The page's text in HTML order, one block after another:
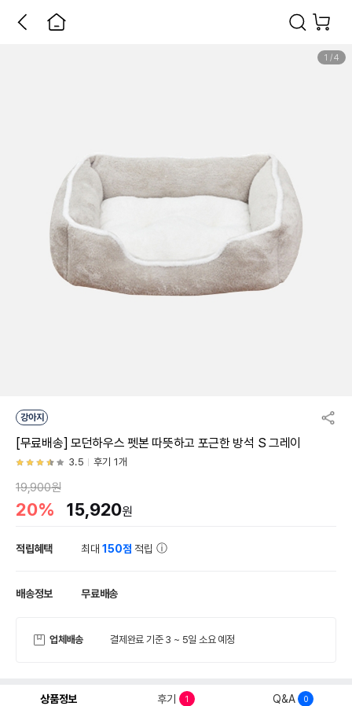
1 /4
강아지
[무료배송] 모던하우스 펫본 따뜻하고 포근한 방석 S 그레이
3.5 후기 1개
19,900원
20% 15,920원
적립혜택 최대150점 적립
배송정보 무료배송
업체배송 결제완료 기준 3 ~ 5일 소요 예정
상품정보 후기 1 Q&A 0